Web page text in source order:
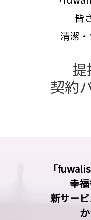
皆
清潔
契約
「
幸
新サー